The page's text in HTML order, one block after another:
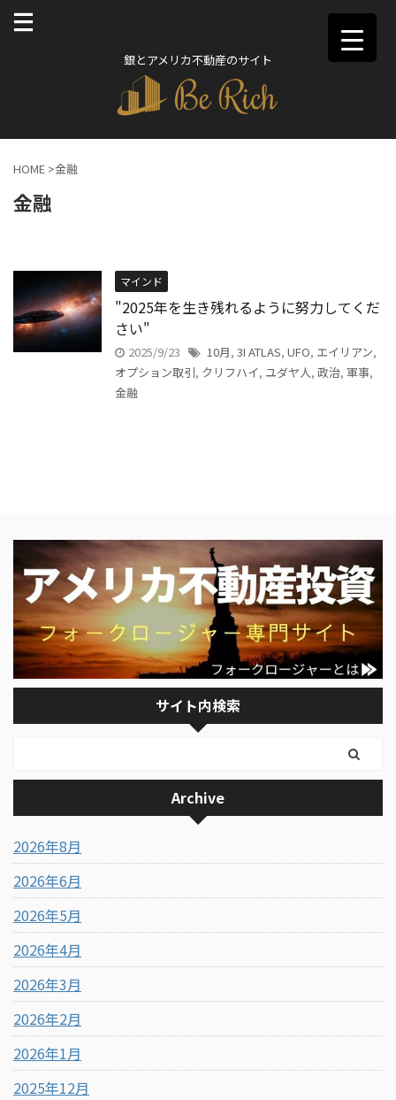
銀とアメリカ不動産のサイト
HOME >金融
金融
マインド
"2025年を生き残れるように努力してくだ
さい"
2025/9/23 10月, 3I ATLAS, UFO, エイリアン,
オプション取引, クリフハイ, ユダヤ人, 政治, 軍事,
金融
サイト内検索
Archive
2026年8月
2026年6月
2026年5月
2026年4月
2026年3月
2026年2月
2026年1月
2025年12月